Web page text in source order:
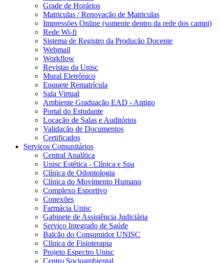
Grade de Horários
Matriculas / Renovação de Matriculas
Impressões Online (somente dentro da rede dos campi)
Rede Wi-fi
Sistema de Registro da Produção Docente
Webmail
Workflow
Revistas da Unisc
Mural Eletrônico
Enquete Rematrícula
Sala Virtual
Ambiente Graduação EAD - Antigo
Portal do Estudante
Locação de Salas e Auditórios
Validação de Documentos
Certificados
Serviços Comunitários
Central Analítica
Unisc Estética - Clínica e Spa
Clínica de Odontologia
Clínica do Movimento Humano
Complexo Esportivo
Conexões
Farmácia Unisc
Gabinete de Assistência Judiciária
Serviço Integrado de Saúde
Balcão do Consumidor UNISC
Clínica de Fisioterapia
Projeto Espectro Unisc
Centro Socioambiental